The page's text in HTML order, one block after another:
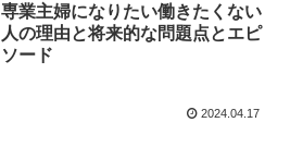
専業主婦になりたい働きたくない
人の理由と将来的な問題点とエピ
ソード
2024.04.17